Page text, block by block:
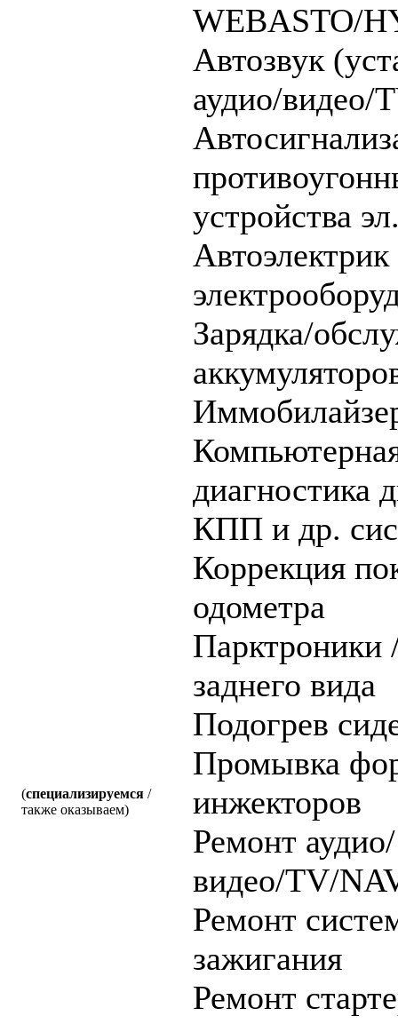
(специализируемся /
также оказываем)
WEBASTO/
Автозвук
аудио/видео/
устройства
Зарядка/
диагностика
КПП и др.
Коррекция
одометра
заднего вида
Подогрев
Промывка
инжекторов
Ремонт аудио/
видео/TV/
Ремонт
зажигания
Ремонт